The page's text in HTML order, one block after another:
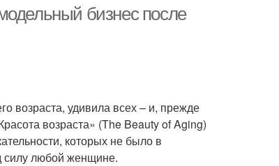
бизнес после
возраста, удивила всех – и, прежде
возраста» (The Beauty of Aging)
которых не было в
силу любой женщине.